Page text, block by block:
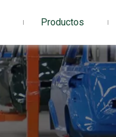
Productos